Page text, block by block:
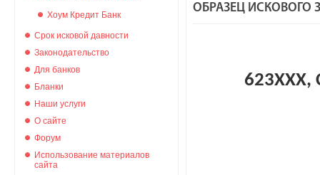
Хоум Кредит Банк
Срок исковой давности
Законодательство
Для банков
Бланки
Наши услуги
О сайте
Форум
Использование материалов
сайта
ОБРАЗЕЦ ИСКОВОГО
623ХХХ,